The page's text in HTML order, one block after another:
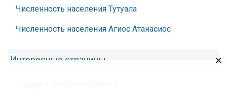
Численность населения Тутуала
Численность населения Агиос Атанасиос
Интересные страницы ×